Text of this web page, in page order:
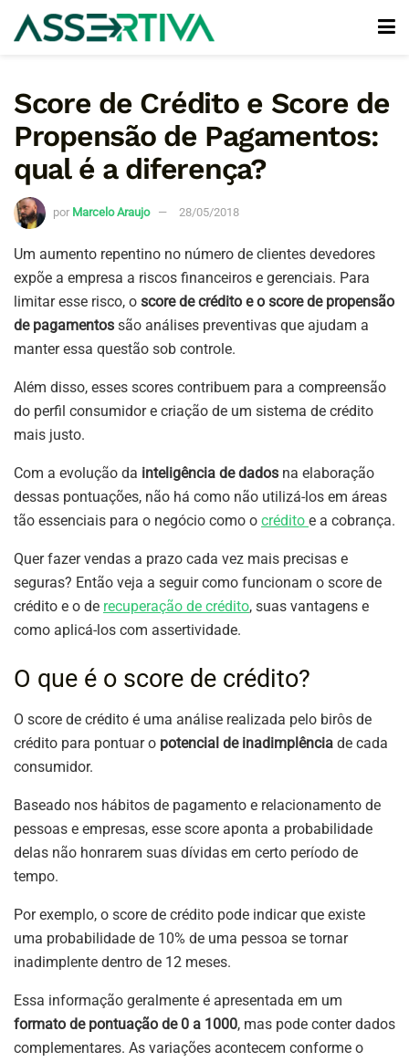
Score de Crédito e Score de
Propensão de Pagamentos:
qual é a diferença?
por Marcelo Araujo 28/05/2018
Um aumento repentino no número de clientes devedores
expõe a empresa a riscos financeiros e gerenciais. Para
limitar esse risco, o score de crédito e o score de propensão
de pagamentos são análises preventivas que ajudam a
manter essa questão sob controle.
Além disso, esses scores contribuem para a compreensão
do perfil consumidor e criação de um sistema de crédito
mais justo.
Com a evolução da inteligência de dados na elaboração
dessas pontuações, não há como não utilizá-los em áreas
tão essenciais para o negócio como o crédito e a cobrança.
Quer fazer vendas a prazo cada vez mais precisas e
seguras? Então veja a seguir como funcionam o score de
crédito e o de recuperação de crédito, suas vantagens e
como aplicá-los com assertividade.
O que é o score de crédito?
O score de crédito é uma análise realizada pelo birôs de
crédito para pontuar o potencial de inadimplência de cada
consumidor.
Baseado nos hábitos de pagamento e relacionamento de
pessoas e empresas, esse score aponta a probabilidade
delas não honrarem suas dívidas em certo período de
tempo.
Por exemplo, o score de crédito pode indicar que existe
uma probabilidade de 10% de uma pessoa se tornar
inadimplente dentro de 12 meses.
Essa informação geralmente é apresentada em um
formato de pontuação de 0 a 1000, mas pode conter dados
complementares. As variações acontecem conforme o